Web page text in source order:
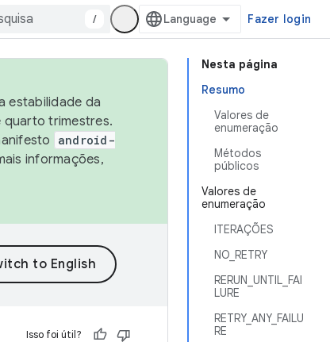
/ Fazer login
Nesta página
Resumo
Valores de
enumeração
Métodos
públicos
Valores de
enumeração
ITERAÇÕES
NO_RETRY
RERUN_UNTIL_FAI
LURE
RETRY_ANY_FAILU
RE
estabilidade da
quarto trimestres.
android-
informações,
Isso foi útil?